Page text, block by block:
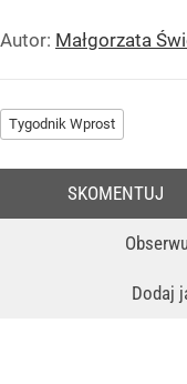
Autor: Małgorzata
Tygodnik Wprost
Dodaj
SKOMENTUJ